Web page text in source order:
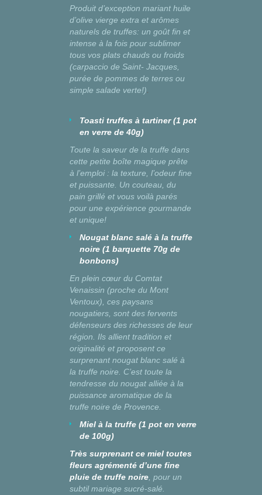
Produit d’exception mariant huile
d’olive vierge extra et arômes
naturels de truffes: un goût fin et
intense à la fois pour sublimer
tous vos plats chauds ou froids
(carpaccio de Saint- Jacques,
purée de pommes de terres ou
simple salade verte!).
Toasti truffes à tartiner (1 pot
en verre de 40g)
Toute la saveur de la truffe dans
cette petite boîte magique prête
à l’emploi : la texture, l’odeur fine
et puissante. Un couteau, du
pain grillé et vous voilà parés
pour une expérience gourmande
et unique!
Nougat blanc salé à la truffe
noire (1 barquette 70g de
bonbons)
En plein cœur du Comtat
Venaissin (proche du Mont
Ventoux), ces paysans
nougatiers, sont des fervents
défenseurs des richesses de leur
région. Ils allient tradition et
originalité et proposent ce
surprenant nougat blanc salé à
la truffe noire. C’est toute la
tendresse du nougat alliée à la
puissance aromatique de la
truffe noire de Provence.
Miel à la truffe (1 pot en verre
de 100g)
Très surprenant ce miel toutes
fleurs agrémenté d’une fine
pluie de truffe noire, pour un
subtil mariage sucré-salé.